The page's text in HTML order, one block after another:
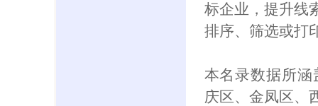
标企业，提升线
排序、筛选或打
本名录数据所
庆区、金凤区、